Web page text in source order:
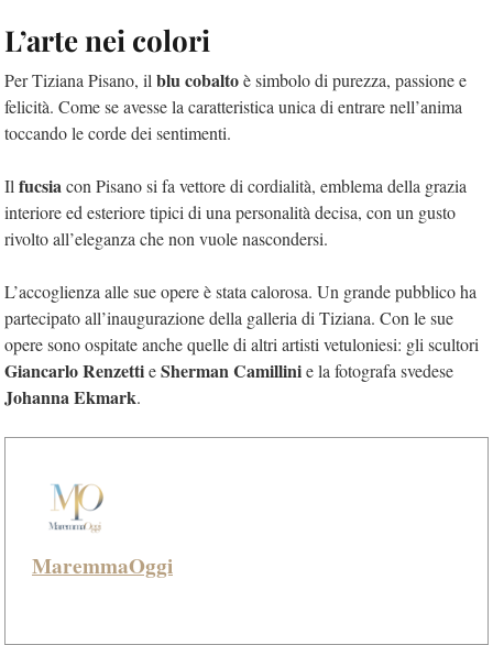
L’arte nei colori
Per Tiziana Pisano, ilblu cobaltoè simbolo di purezza, passione e
felicità. Come se avesse la caratteristica unica di entrare nell’anima
toccando le corde dei sentimenti.
Ilfucsiacon Pisano si fa vettore di cordialità, emblema della grazia
interiore ed esteriore tipici di una personalità decisa, con un gusto
rivolto all’eleganza che non vuole nascondersi.
L’accoglienza alle sue opere è stata calorosa. Un grande pubblico ha
partecipato all’inaugurazione della galleria di Tiziana. Con le sue
opere sonoospitate anche quelle di altri artisti vetuloniesi: gli scultori
Giancarlo RenzettieSherman Camillinie la fotografa svedese
Johanna Ekmark.
MaremmaOggi